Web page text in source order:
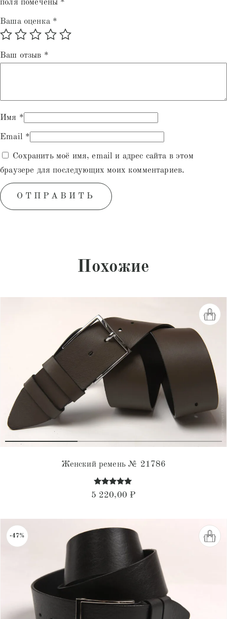
поля помечены *
Ваша оценка *
Ваш отзыв *
Имя *
Email *
Сохранить моё имя, email и адрес сайта в этом
браузере для последующих моих комментариев.
Похожие
Женский ремень № 21786
Оценка
4.94
5 220,00 ₽
-47%